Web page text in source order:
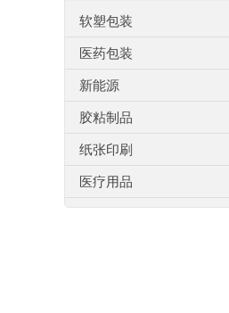
软塑包装
医药包装
新能源
胶粘制品
纸张印刷
医疗用品